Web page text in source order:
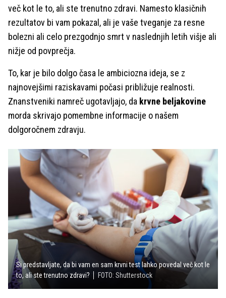
več kot le to, ali ste trenutno zdravi. Namesto klasičnih
rezultatov bi vam pokazal, ali je vaše tveganje za resne
bolezni ali celo prezgodnjo smrt v naslednjih letih višje ali
nižje od povprečja.
To, kar je bilo dolgo časa le ambiciozna ideja, se z
najnovejšimi raziskavami počasi približuje realnosti.
Znanstveniki namreč ugotavljajo, da krvne beljakovine
morda skrivajo pomembne informacije o našem
dolgoročnem zdravju.
Si predstavljate, da bi vam en sam krvni test lahko povedal več kot le
to, ali ste trenutno zdravi?
FOTO: Shutterstock